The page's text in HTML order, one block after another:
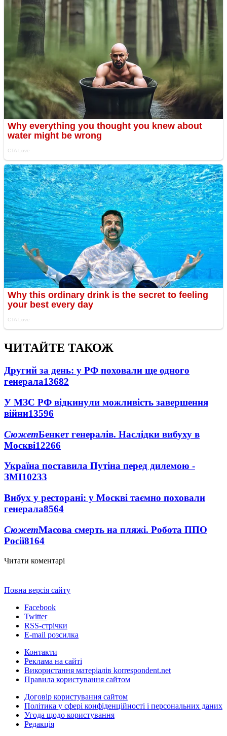
ЧИТАЙТЕ ТАКОЖ
Другий за день: у РФ поховали ще одного
генерала13682
У МЗС РФ відкинули можливість завершення
війни13596
СюжетБенкет генералів. Наслідки вибуху в
Москві12266
Україна поставила Путіна перед дилемою -
ЗМІ10233
Вибух у ресторані: у Москві таємно поховали
генерала8564
СюжетМасова смерть на пляжі. Робота ППО
Росії8164
Читати коментарі
Повна версія сайту
Facebook
Twitter
RSS-стрічки
E-mail розсилка
Контакти
Реклама на сайті
Використання матеріалів korrespondent.net
Правила користування сайтом
Договір користування сайтом
Політика у сфері конфіденційності і персональних даних
Угода щодо користування
Редакція